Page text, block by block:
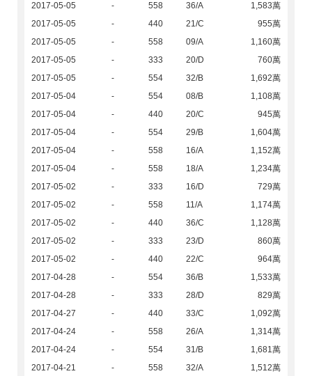
2017-05-05
- 558 36/A
1,583萬
2017-05-05
- 440 21/C
955萬
2017-05-05
- 558 09/A
1,160萬
2017-05-05
- 333 20/D
760萬
2017-05-05
- 554 32/B
1,692萬
2017-05-04
- 554 08/B
1,108萬
2017-05-04
- 440 20/C
945萬
2017-05-04
- 554 29/B
1,604萬
2017-05-04
- 558 16/A
1,152萬
2017-05-04
- 558 18/A
1,234萬
2017-05-02
- 333 16/D
729萬
2017-05-02
- 558 11/A
1,174萬
2017-05-02
- 440 36/C
1,128萬
2017-05-02
- 333 23/D
860萬
2017-05-02
- 440 22/C
964萬
2017-04-28
- 554 36/B
1,533萬
2017-04-28
- 333 28/D
829萬
2017-04-27
- 440 33/C
1,092萬
2017-04-24
- 558 26/A
1,314萬
2017-04-24
- 554 31/B
1,681萬
2017-04-21
- 558 32/A
1,512萬